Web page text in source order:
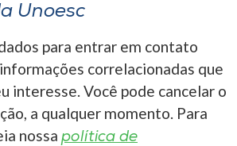
Unoesc
para entrar em contato
correlacionadas que
interesse. Você pode cancelar o
a qualquer momento. Para
nossa política de